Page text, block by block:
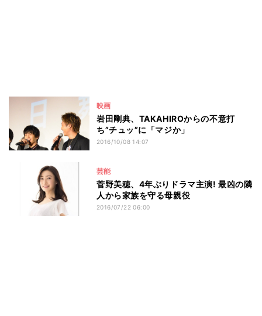
映画
岩田剛典、TAKAHIROからの不意打
ち”チュッ”に「マジか」
2016/10/08 14:07
芸能
菅野美穂、4年ぶりドラマ主演! 最凶の隣
人から家族を守る母親役
2016/07/22 06:00